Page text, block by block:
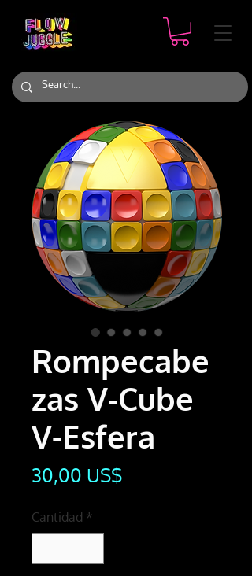
Rompecabe
zas V-Cube
V-Esfera
30,00 US$
Cantidad *